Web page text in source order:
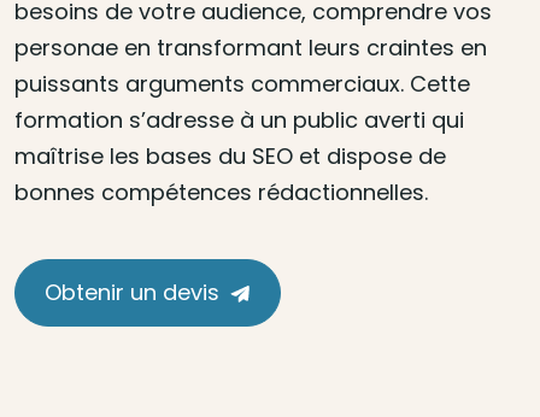
besoins de votre audience, comprendre vos
personae en transformant leurs craintes en
puissants arguments commerciaux. Cette
formation s’adresse à un public averti qui
maîtrise les bases du SEO et dispose de
bonnes compétences rédactionnelles.
Obtenir un devis